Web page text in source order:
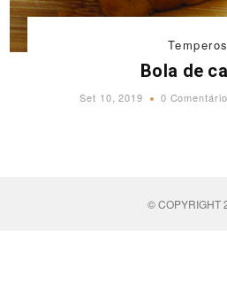
Temperos
Bola de
Set 10, 2019 0
© COPYRIGHT